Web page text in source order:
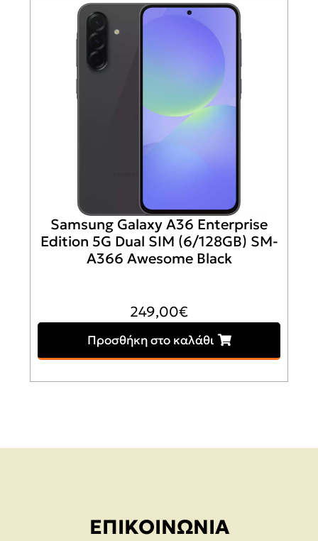
Samsung Galaxy A36 Enterprise
Edition 5G Dual SIM (6/128GB) SM-
A366 Awesome Black
249,00€
Προσθήκη στο καλάθι
ΕΠΙΚΟΙΝΩΝΊΑ